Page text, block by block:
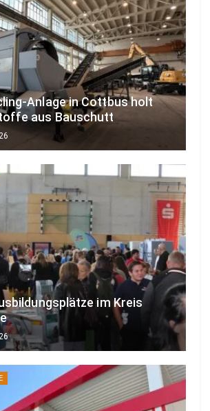
Anlage in Cottbus holt
aus Bauschutt
im Kreis